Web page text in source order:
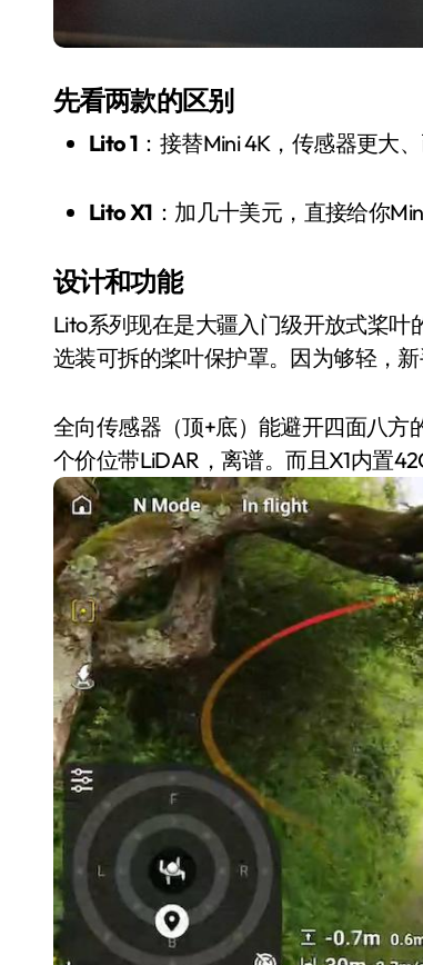
先看两款的区别
Lito 1 ：接替Mini 4K，传感器更大
Lito X1 ：加几十美元，直接给你
设计和功能
Lito系列现在是大疆入门级开放式桨
选装可拆的桨叶保护罩。因为够轻，新
全向传感器（顶+底）能避开四面八
个价位带LiDAR，离谱。而且X1内置
洗衣液倒满一盖？你
在给衣服“下毒”！
8 月 9, 2026